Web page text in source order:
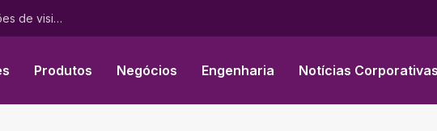
teamLab Borderless em Tóquio recebe mais de 4 milhões de visitantes de mais de 185 países
Produtos Negócios Engenharia Notícias Corporativas